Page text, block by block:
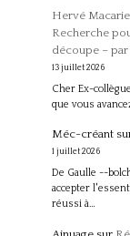
Hervé Macarie
Recherche
découpe –
13 juillet 2026
Cher Ex-
que vous
Méc-créant
1 juillet 2026
De Gaulle --
accepter
réussi à…